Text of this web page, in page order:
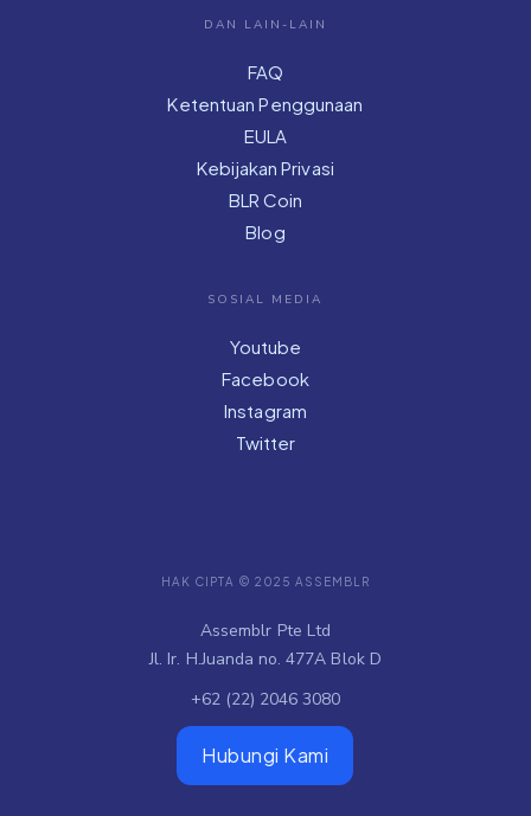
DAN LAIN-LAIN
FAQ
Ketentuan Penggunaan
EULA
Kebijakan Privasi
BLR Coin
Blog
SOSIAL MEDIA
Youtube
Facebook
Instagram
Twitter
HAK CIPTA © 2025 ASSEMBLR
Assemblr Pte Ltd
Jl. Ir. H.Juanda no. 477A Blok D
+62 (22) 2046 3080
Hubungi Kami